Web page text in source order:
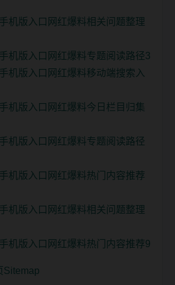
机版入口网红爆料相关问题整理
机版入口网红爆料专题阅读路径3
机版入口网红爆料移动端搜索入
机版入口网红爆料今日栏目归集
机版入口网红爆料专题阅读路径
机版入口网红爆料热门内容推荐
机版入口网红爆料相关问题整理
机版入口网红爆料热门内容推荐9
Sitemap